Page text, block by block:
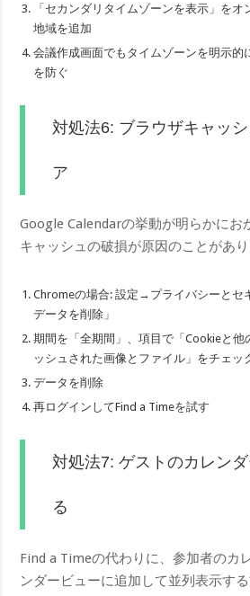
「セカンダリタイムゾーンを表示」を
地域を追加
会議作成画面でもタイムゾーンを明示的
を防ぐ
対処法6: ブラウザキャッ
ア
Google Calendarの挙動が明らかにお
キャッシュの破損が原因のことがあり
Chromeの場合: 設定→プライバシーと
データを削除」
期間を「全期間」、項目で「Cookieと他
ッシュされた画像とファイル」をチェッ
データを削除
再ログインしてFind a Timeを試す
対処法7: ゲストのカレン
る
Find a Timeの代わりに、参加者のカ
ンダービューに追加して並列表示する